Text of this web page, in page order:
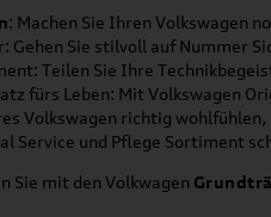
: Machen Sie Ihren Volkswagen
Gehen Sie stilvoll auf Nummer
Teilen Sie Ihre
fürs Leben: Mit Volkswagen
Volkswagen richtig
Service und Pflege Sortiment
Sie mit den Volkwagen